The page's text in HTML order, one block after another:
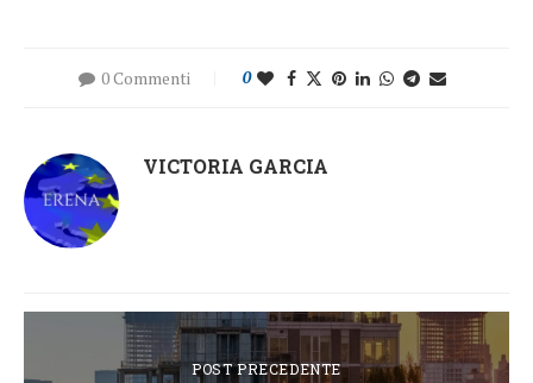
0 Commenti 0
VICTORIA GARCIA
POST PRECEDENTE